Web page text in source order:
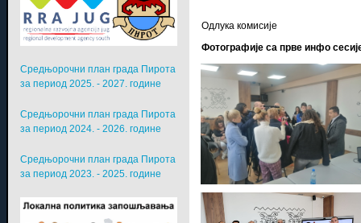
Одлука комисије
Фотографије са прве инфо
Средњорочни план града Пирота
за период 2025. - 2027. године
Средњорочни план града Пирота
за период 2024. - 2026. године
Средњорочни план града Пирота
за период 2023. - 2025. године